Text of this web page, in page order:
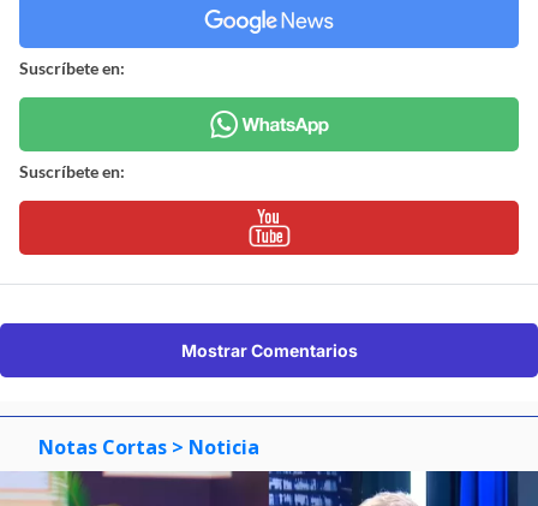
Suscríbete en:
Suscríbete en:
Mostrar Comentarios
Notas Cortas > Noticia